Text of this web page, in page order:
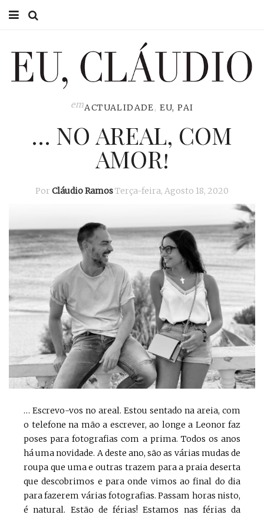
EU CLÁUDIO
EU NA TV
emACTUALIDADE, EU, PAI
… NO AREAL, COM
AMOR!
Por Cláudio RamosTerça-feira, Agosto 18, 2020
… Escrevo-vos no areal. Estou sentado na areia, com
o telefone na mão a escrever, ao longe a Leonor faz
poses para fotografias com a prima. Todos os anos
há uma novidade. A deste ano, são as várias mudas de
roupa que uma e outras trazem para a praia deserta
que descobrimos e para onde vimos ao final do dia
para fazerem várias fotografias. Passam horas nisto,
é natural. Estão de férias! Estamos nas férias da